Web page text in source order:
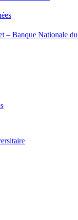
– Banque Nationale